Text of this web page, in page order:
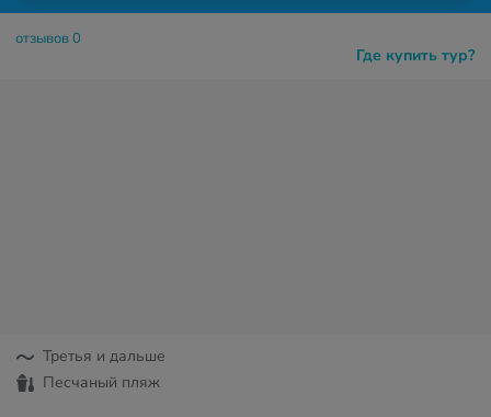
Где купить тур?
отзывов 0
Третья и дальше
Песчаный пляж